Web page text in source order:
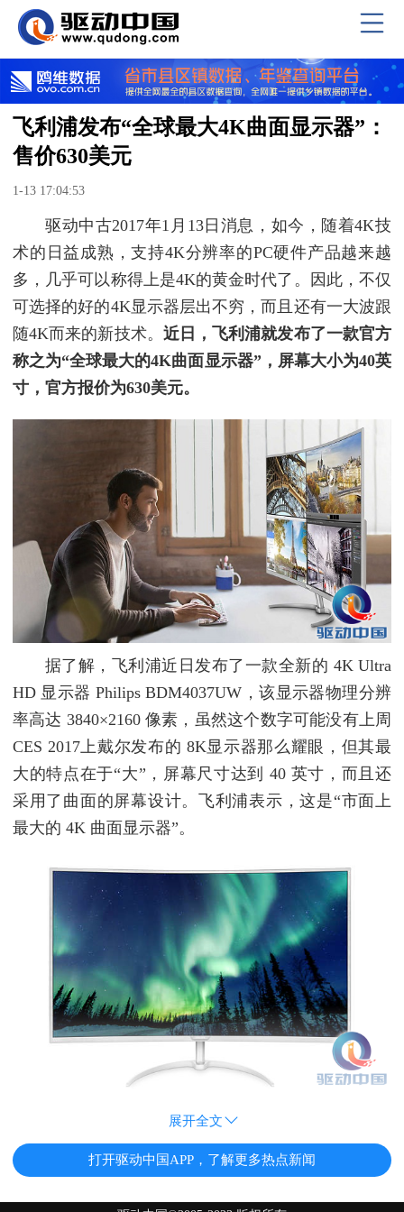
飞利浦发布“全球最大4K曲面显示器”：
售价630美元
1-13 17:04:53
驱动中古2017年1月13日消息，如今，随着4K技
术的日益成熟，支持4K分辨率的PC硬件产品越来越
多，几乎可以称得上是4K的黄金时代了。因此，不仅
可选择的好的4K显示器层出不穷，而且还有一大波跟
随4K而来的新技术。 近日，飞利浦就发布了一款官方
称之为“全球最大的4K曲面显示器”，屏幕大小为40英
寸，官方报价为630美元。
据了解，飞利浦近日发布了一款全新的 4K Ultra
HD 显示器 Philips BDM4037UW，该显示器物理分辨
率高达 3840×2160 像素，虽然这个数字可能没有上周
CES 2017上戴尔发布的 8K显示器那么耀眼，但其最
大的特点在于“大”，屏幕尺寸达到 40 英寸，而且还
采用了曲面的屏幕设计。飞利浦表示，这是“市面上
最大的 4K 曲面显示器”。
展开全文
打开驱动中国APP，了解更多热点新闻